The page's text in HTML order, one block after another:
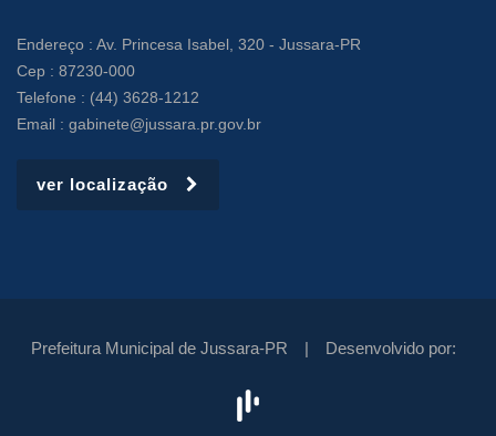
Endereço : Av. Princesa Isabel, 320 - Jussara-PR
Cep : 87230-000
Telefone : (44) 3628-1212
Email : gabinete@jussara.pr.gov.br
ver localização
Prefeitura Municipal de Jussara-PR | Desenvolvido por: